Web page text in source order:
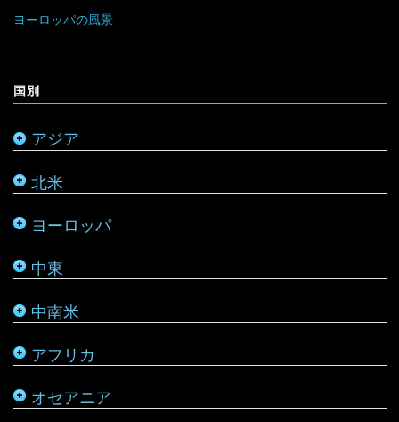
ヨーロッパの風景
国別
アジア
マレーシア
モルディブ
北米
カナダ
メキシコ
ヨーロッパ
リトアニア
ルクセンブルク
ロシア
タタールスタン共和国
中東
クウェート
バーレーン
パレスチナ
ヨルダン
レバノン
中南米
パラグアイ
ブラジル
ベネズエラ
ベリーズ
ペルー
ボリビア
ホンジュラス
アフリカ
チュニジア
マダガスカル
マラウイ
南アフリカ
モザンビーク
モロッコ
モーリシャス
ルワンダ
オセアニア
オーストラリア
サモア
ソロモン諸島
トンガ
ニュージーランド
バヌアツ
パラオ
仏領ポリネシア
タヒチ
マーシャル諸島